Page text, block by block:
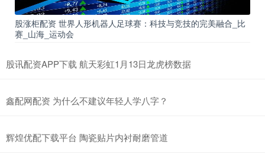
股涨柜配资 世界人形机器人足球赛：科技与竞技的完美融合_比
赛_山海_运动会
股讯配资APP下载 航天彩虹1月13日龙虎榜数据
鑫配网配资 为什么不建议年轻人学八字？
辉煌优配下载平台 陶瓷贴片内衬耐磨管道